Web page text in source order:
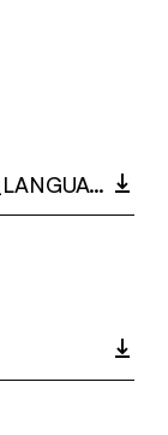
2901_2901-J_PAPAVERO_MULTI_LANGUAGE_9501_INST.PDF